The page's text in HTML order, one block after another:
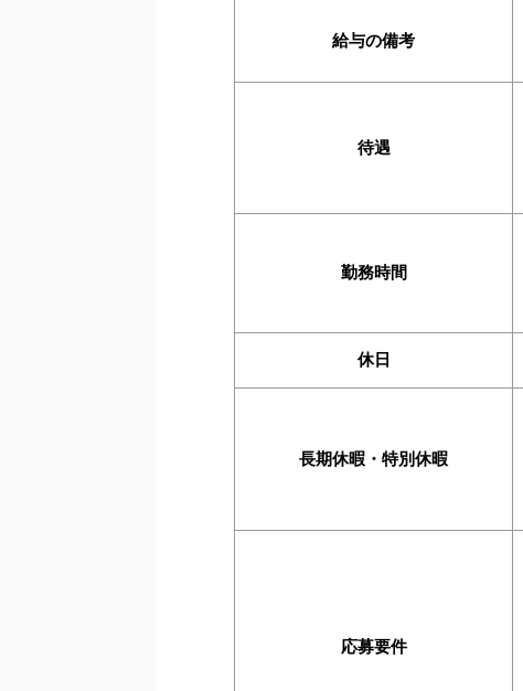
給与の備考
待遇
勤務時間
休日
長期休暇・特別休暇
応募要件